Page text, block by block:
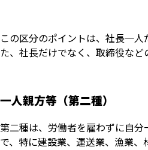
この区分のポイントは、社長一
た、社長だけでなく、取締役な
一人親方等（第二種）
第二種は、労働者を雇わずに自
で、特に建設業、運送業、漁業